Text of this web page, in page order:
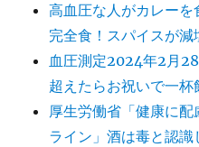
高血圧な人がカレー
完全食！スパイスが減
血圧測定2024年2月
超えたらお祝いで一
厚生労働省「健康に
ライン」酒は毒と認識